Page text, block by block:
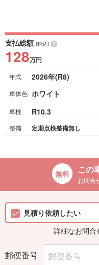
支払総額 (税込)
128万円
年式 2026年(R8)
車体色 ホワイト
車検 R10.3
整備 定期点検整備無し
この
お問合
見積り依頼したい
詳細なお問合
郵便番号